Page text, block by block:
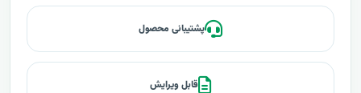
پشتیبانی محصول
قابل ویرایش